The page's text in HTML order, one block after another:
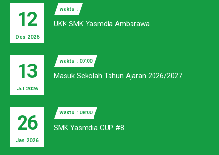
12
Des 2026
waktu :
UKK SMK Yasmdia Ambarawa
13
Jul 2026
waktu : 07:00
Masuk Sekolah Tahun Ajaran 2026/2027
26
Jan 2026
waktu : 08:00
SMK Yasmdia CUP #8